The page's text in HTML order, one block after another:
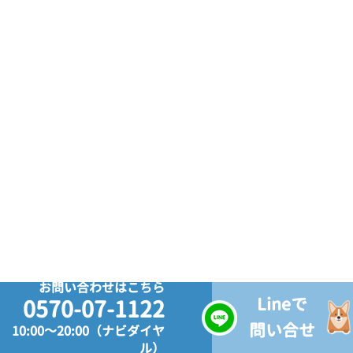
お問い合わせはこちら
0570-07-1122
10:00～20:00（ナビダイヤ
ル）
Lineで
問い合せ